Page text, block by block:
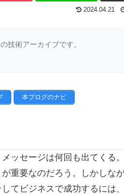
2024.04.21
技術アーカイブです。
本ブログのナビ
ッセージは何回も出てくる
重要なのだろう。しかしな
てビジネスで成功するには